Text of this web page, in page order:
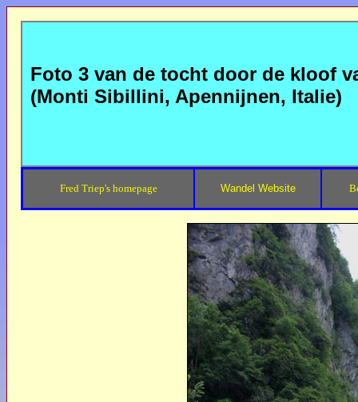
Foto 3 van de tocht door de kloof
(Monti Sibillini, Apennijnen, Italie)
Fred Triep's homepage Wandel Website